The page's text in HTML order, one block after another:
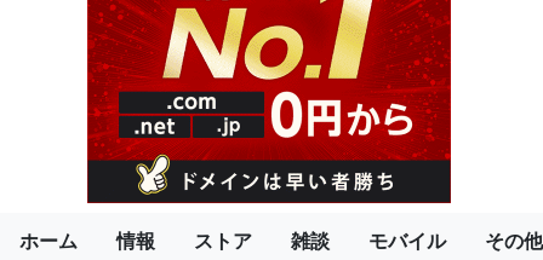
ホーム 情報 ストア 雑談 モバイル その他